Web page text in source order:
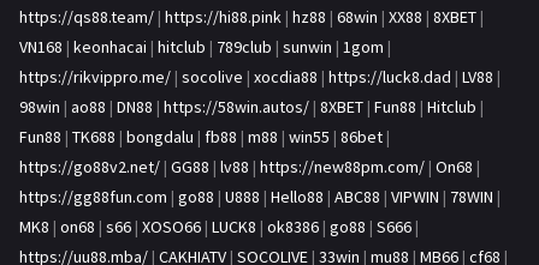
https://qs88.team/ | https://hi88.pink | hz88 | 68win | XX88 | 8XBET |
VN168 | keonhacai | hitclub | 789club | sunwin | 1gom |
https://rikvippro.me/ | socolive | xocdia88 | https://luck8.dad | LV88 |
98win | ao88 | DN88 | https://58win.autos/ | 8XBET | Fun88 | Hitclub |
Fun88 | TK688 | bongdalu | fb88 | m88 | win55 | 86bet |
https://go88v2.net/ | GG88 | lv88 | https://new88pm.com/ | On68 |
https://gg88fun.com | go88 | U888 | Hello88 | ABC88 | VIPWIN | 78WIN |
MK8 | on68 | s66 | XOSO66 | LUCK8 | ok8386 | go88 | S666 |
https://uu88.mba/ | CAKHIATV | SOCOLIVE | 33win | mu88 | MB66 | cf68 |